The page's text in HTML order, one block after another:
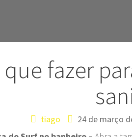
que fazer
tiago 24 de março